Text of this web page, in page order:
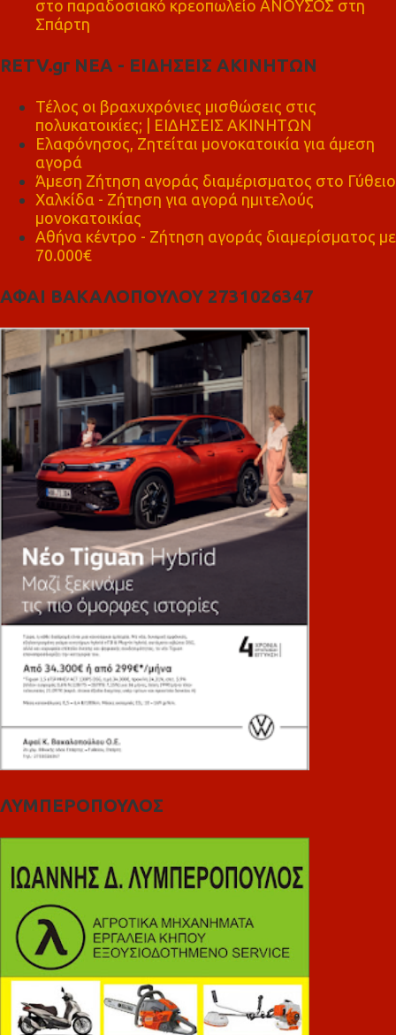
στο παραδοσιακό κρεοπωλείο ΑΝΟΥΣΟΣ στη
Σπάρτη
RETV.gr ΝΕΑ - ΕΙΔΗΣΕΙΣ ΑΚΙΝΗΤΩΝ
Τέλος οι βραχυχρόνιες μισθώσεις στις
πολυκατοικίες; | ΕΙΔΗΣΕΙΣ ΑΚΙΝΗΤΩΝ
Ελαφόνησος, Ζητείται μονοκατοικία για άμεση
αγορά
Άμεση Ζήτηση αγοράς διαμέρισματος στο Γύθειο
Χαλκίδα - Ζήτηση για αγορά ημιτελούς
μονοκατοικίας
Αθήνα κέντρο - Ζήτηση αγοράς διαμερίσματος με
70.000€
ΑΦΑΙ ΒΑΚΑΛΟΠΟΥΛΟΥ 2731026347
ΛΥΜΠΕΡΟΠΟΥΛΟΣ